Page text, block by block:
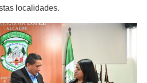
localidades.